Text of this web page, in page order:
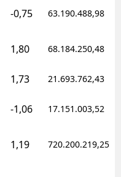
Zonguldak
Aksaray
Batman
-0,75 63.190.488,98
1,80 68.184.250,48
1,73 21.693.762,43
-1,06 17.151.003,52
1,19 720.200.219,25